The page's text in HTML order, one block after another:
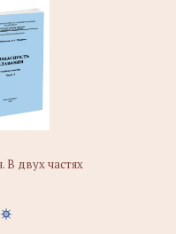
В двух частях